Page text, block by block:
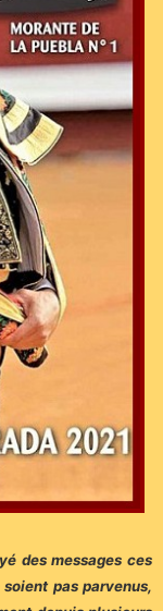
des messages ces
pas parvenus,